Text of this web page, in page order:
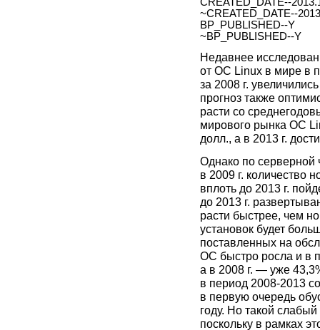
~CREATED_DATE--
BP_PUBLISHED--Y
~BP_PUBLISHED--Y
Недавнее
от ОС Linux в мире в
за 2008 г.
прогноз также
расти со
мирового рынка ОС
долл., а в 2013 г.
Однако по серверной
в 2009 г. количество
вплоть до 2013 г.
до 2013 г.
расти быстрее, чем
установок будет
поставленных на
ОС быстро росла и в
а в 2008 г. — уже
в период 2008-2013
в первую очередь
году. Но такой
поскольку в рамках